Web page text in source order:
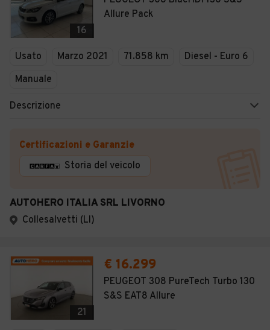
16
Allure Pack
Usato Marzo 2021 71.858 km
Diesel - Euro 6
Manuale
Descrizione
Certificazioni e Garanzie
Storia del veicolo
AUTOHERO ITALIA SRL LIVORNO
Collesalvetti (LI)
21
€ 16.299
PEUGEOT 308 PureTech Turbo 130
S&S EAT8 Allure